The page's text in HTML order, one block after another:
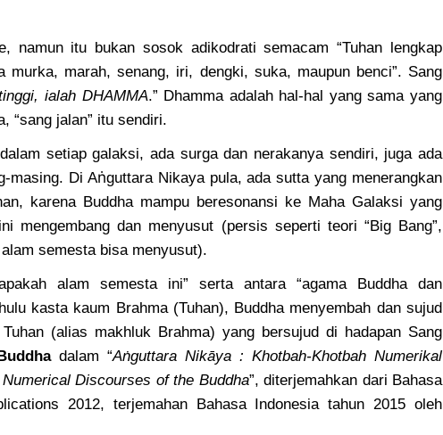
namun itu bukan sosok adikodrati semacam “Tuhan lengkap
murka, marah, senang, iri, dengki, suka, maupun benci”. Sang
ialah DHAMMA.” Dhamma adalah hal-hal yang sama yang
“sang jalan” itu sendiri.
setiap galaksi, ada surga dan nerakanya sendiri, juga ada
masing. Di Aṅguttara Nikaya pula, ada sutta yang menerangkan
karena Buddha mampu beresonansi ke Maha Galaksi yang
mengembang dan menyusut (persis seperti teori “Big Bang”,
semesta bisa menyusut).
alam semesta ini” serta antara “agama Buddha dan
kasta kaum Brahma (Tuhan), Buddha menyembah dan sujud
(alias makhluk Brahma) yang bersujud di hadapan Sang
dalam “Aṅguttara Nikāya : Khotbah-Khotbah Numerikal
Numerical Discourses of the Buddha”, diterjemahkan dari Bahasa
2012, terjemahan Bahasa Indonesia tahun 2015 oleh